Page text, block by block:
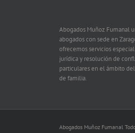
Abogados Muñoz Fumanal
abogados con sede en
ofrecemos servicios
jurídica y resolución de
particulares en el ámbito
de familia.
Abogados Muñoz Fumanal